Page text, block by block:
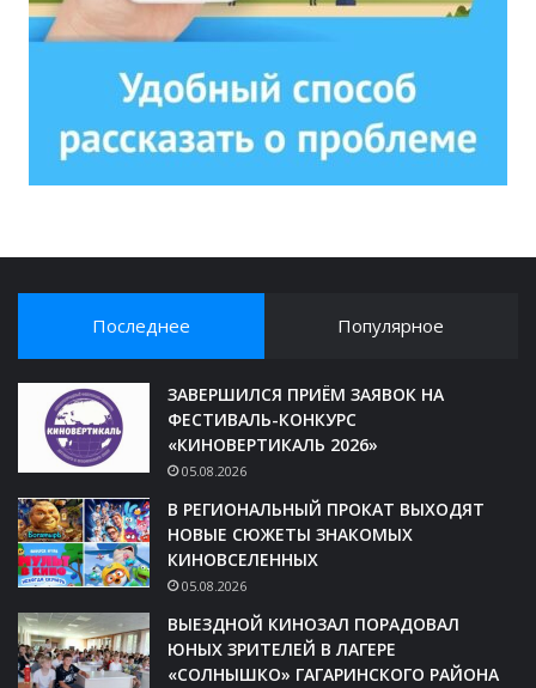
Последнее Популярное
ЗАВЕРШИЛСЯ ПРИЁМ ЗАЯВОК НА
ФЕСТИВАЛЬ-КОНКУРС
«КИНОВЕРТИКАЛЬ 2026»
05.08.2026
В РЕГИОНАЛЬНЫЙ ПРОКАТ ВЫХОДЯТ
НОВЫЕ СЮЖЕТЫ ЗНАКОМЫХ
КИНОВСЕЛЕННЫХ
05.08.2026
ВЫЕЗДНОЙ КИНОЗАЛ ПОРАДОВАЛ
ЮНЫХ ЗРИТЕЛЕЙ В ЛАГЕРЕ
«СОЛНЫШКО» ГАГАРИНСКОГО РАЙОНА